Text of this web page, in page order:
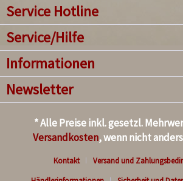
Service Hotline
Service/Hilfe
Informationen
Newsletter
* Alle Preise inkl. gesetzl.
Versandkosten, wenn nicht
Kontakt
Versand und